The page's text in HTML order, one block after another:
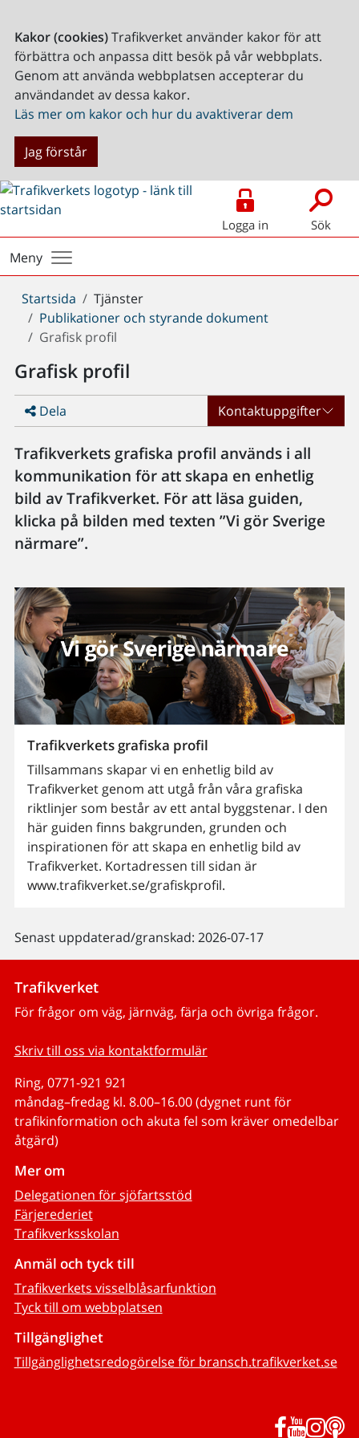
Kakor (cookies)Trafikverket använder kakor för att
förbättra och anpassa ditt besök på vår webbplats.
Genom att använda webbplatsen accepterar du
användandet av dessa kakor.
Läs mer om kakor och hur du avaktiverar dem
Jag förstår
Logga in Sök
Meny
Du
är
här:
Startsida
Tjänster
Publikationer och styrande dokument
Grafisk profil
Grafisk profil
Dela Kontaktuppgifter
Trafikverkets grafiska profil används i all
kommunikation för att skapa en enhetlig
bild av Trafikverket. För att läsa guiden,
klicka på bilden med texten ”Vi gör Sverige
närmare”.
Trafikverkets grafiska profil
Tillsammans skapar vi en enhetlig bild av
Trafikverket genom att utgå från våra grafiska
riktlinjer som består av ett antal byggstenar. I den
här guiden finns bakgrunden, grunden och
inspirationen för att skapa en enhetlig bild av
Trafikverket. Kortadressen till sidan är
www.trafikverket.se/grafiskprofil.
Senast uppdaterad/granskad: 2026-07-17
Trafikverket
För frågor om väg, järnväg, färja och övriga frågor.
Skriv till oss via kontaktformulär
Ring, 0771-921 921
måndag–fredag kl. 8.00–16.00 (dygnet runt för
trafikinformation och akuta fel som kräver omedelbar
åtgärd)
Mer om
Delegationen för sjöfartsstöd
Färjerederiet
Trafikverksskolan
Anmäl och tyck till
Trafikverkets visselblåsarfunktion
Tyck till om webbplatsen
Tillgänglighet
Tillgänglighetsredogörelse för bransch.trafikverket.se
Facebook
YouTube